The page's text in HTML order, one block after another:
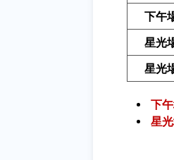
下午
星光
星光
下
星